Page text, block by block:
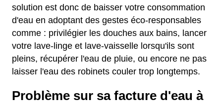
solution est donc de baisser votre consommation
d'eau en adoptant des gestes éco-responsables
comme : privilégier les douches aux bains, lancer
votre lave-linge et lave-vaisselle lorsqu'ils sont
pleins, récupérer l'eau de pluie, ou encore ne pas
laisser l'eau des robinets couler trop longtemps.
Problème sur sa facture d'eau à